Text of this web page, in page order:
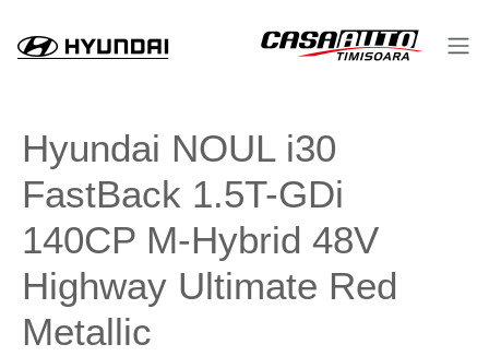
Hyundai NOUL i30
FastBack 1.5T-GDi
140CP M-Hybrid 48V
Highway Ultimate Red
Metallic